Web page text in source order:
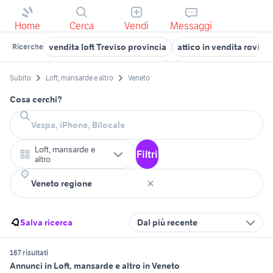
Home Cerca Vendi Messaggi
Ricerche vendita loft Treviso provincia attico in vendita rovigo
Subito Loft, mansarde e altro Veneto
Cosa cerchi?
Loft, mansarde e
altro
Filtri
Salva ricerca Dal più recente
167 risultati
Annunci in Loft, mansarde e altro in Veneto